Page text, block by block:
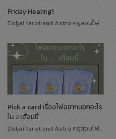
Friday Healing1
Doljai tarot and Astro ครูสอนไพ่ทาโรต์
Pick a card เรื่องไพ่อยากบอกอะไร
ใน 2 เดือนนี้
Doljai tarot and Astro ครูสอนไพ่ทาโรต์